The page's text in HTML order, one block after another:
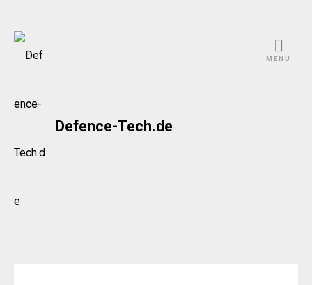
Skip
Defence-Tech.de
MENU